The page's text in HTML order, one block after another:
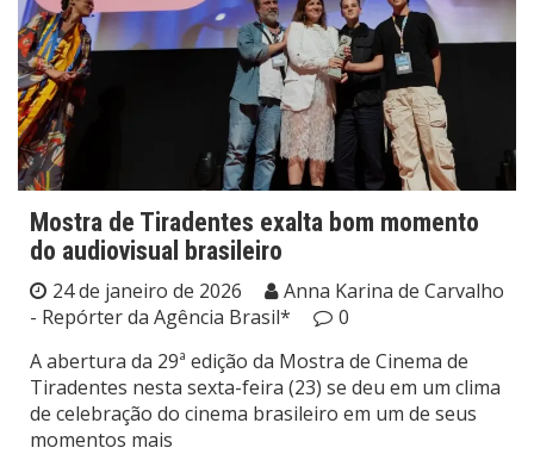
Mostra de Tiradentes exalta bom momento
do audiovisual brasileiro
24 de janeiro de 2026
Anna Karina de Carvalho
- Repórter da Agência Brasil*
0
A abertura da 29ª edição da Mostra de Cinema de
Tiradentes nesta sexta-feira (23) se deu em um clima
de celebração do cinema brasileiro em um de seus
momentos mais